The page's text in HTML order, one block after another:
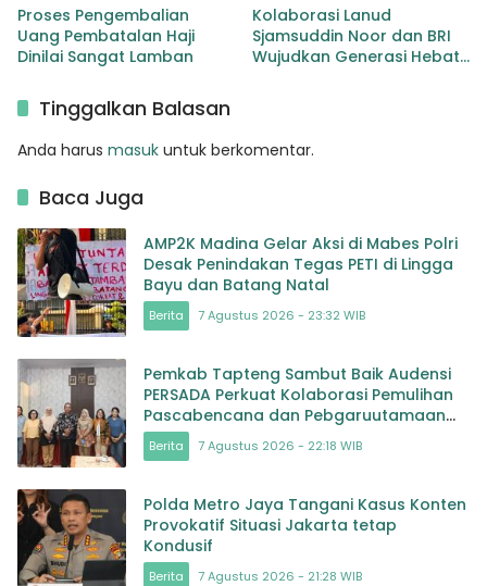
Proses Pengembalian
Uang Pembatalan Haji
Dinilai Sangat Lamban
Kolaborasi Lanud
Sjamsuddin Noor dan BRI
Wujudkan Generasi Hebat
Tinggalkan Balasan
Anda harus masuk untuk berkomentar.
Baca Juga
AMP2K Madina Gelar Aksi di Mabes Polri
Desak Penindakan Tegas PETI di Lingga
Bayu dan Batang Natal
Berita 7 Agustus 2026 - 23:32 WIB
Pemkab Tapteng Sambut Baik Audensi
PERSADA Perkuat Kolaborasi Pemulihan
Pascabencana dan Pebgaruutamaan
Inklusi
Berita 7 Agustus 2026 - 22:18 WIB
Polda Metro Jaya Tangani Kasus Konten
Provokatif Situasi Jakarta tetap
Kondusif
Berita 7 Agustus 2026 - 21:28 WIB